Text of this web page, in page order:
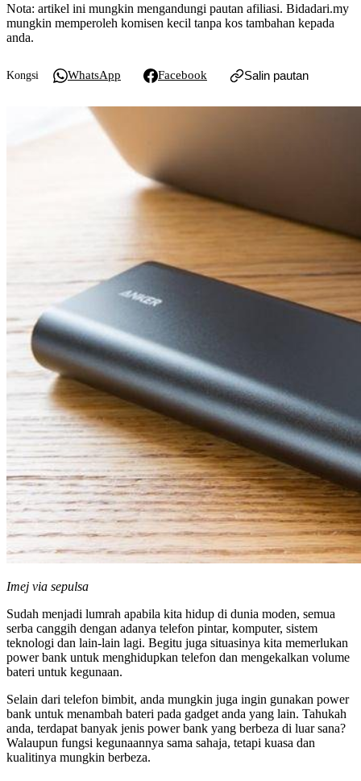
Nota: artikel ini mungkin mengandungi pautan afiliasi. Bidadari.my
mungkin memperoleh komisen kecil tanpa kos tambahan kepada
anda.
Kongsi WhatsApp Facebook Salin pautan
Imej via sepulsa
Sudah menjadi lumrah apabila kita hidup di dunia moden, semua
serba canggih dengan adanya telefon pintar, komputer, sistem
teknologi dan lain-lain lagi. Begitu juga situasinya kita memerlukan
power bank untuk menghidupkan telefon dan mengekalkan volume
bateri untuk kegunaan.
Selain dari telefon bimbit, anda mungkin juga ingin gunakan power
bank untuk menambah bateri pada gadget anda yang lain. Tahukah
anda, terdapat banyak jenis power bank yang berbeza di luar sana?
Walaupun fungsi kegunaannya sama sahaja, tetapi kuasa dan
kualitinya mungkin berbeza.